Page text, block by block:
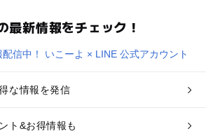
最新情報をチェック！
な情報を発信
ト&お得情報も